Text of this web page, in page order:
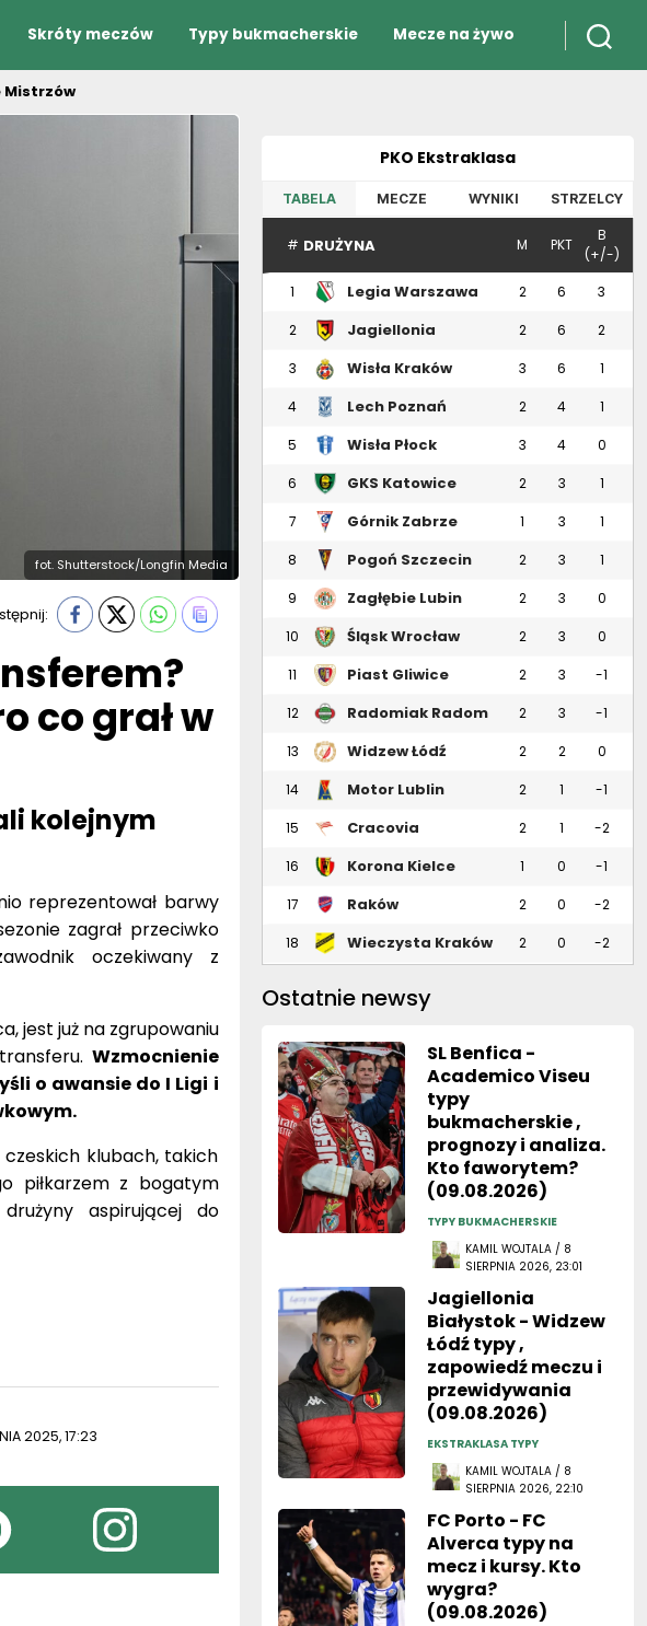
Skróty meczów Typy bukmacherskie Mecze na żywo
Mistrzów
fot. Shutterstock/Longfin Media
co grał w
kolejnym
reprezentował barwy
zagrał przeciwko
oczekiwany z
jest już na zgrupowaniu
Wzmocnienie
o awansie do I Ligi i
klubach, takich
piłkarzem z bogatym
aspirującej do
2025, 17:23
PKO Ekstraklasa
TABELA MECZE WYNIKI STRZELCY
# DRUŻYNA M PKT
B
(+/-)
1
Legia Warszawa 2 6 3
2
Jagiellonia
2 6 2
3 Wisła Kraków 3 6 1
4 Lech Poznań 2 4 1
5 Wisła Płock 3 4 0
6 GKS Katowice 2 3 1
7 Górnik Zabrze 1 3 1
8 Pogoń Szczecin 2 3 1
9 Zagłębie Lubin 2 3 0
10 Śląsk Wrocław 2 3 0
11 Piast Gliwice 2 3 -1
12 Radomiak Radom 2 3 -1
13 Widzew Łódź 2 2 0
14 Motor Lublin 2 1 -1
15 Cracovia 2 1 -2
16 Korona Kielce 1 0 -1
17
Raków
2 0 -2
18 Wieczysta Kraków 2 0 -2
Ostatnie newsy
SL Benfica -
Academico Viseu
typy
bukmacherskie ,
prognozy i analiza.
Kto faworytem?
(09.08.2026)
TYPY BUKMACHERSKIE
KAMIL WOJTALA / 8
SIERPNIA 2026, 23:01
Jagiellonia
Białystok - Widzew
Łódź typy ,
zapowiedź meczu i
przewidywania
(09.08.2026)
EKSTRAKLASA TYPY
KAMIL WOJTALA / 8
SIERPNIA 2026, 22:10
FC Porto - FC
Alverca typy na
mecz i kursy. Kto
wygra?
(09.08.2026)